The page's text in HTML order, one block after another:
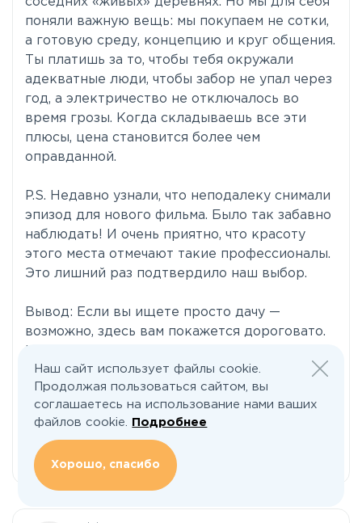
поняли важную вещь: мы покупаем не сотки,
а готовую среду, концепцию и круг общения.
Ты платишь за то, чтобы тебя окружали
адекватные люди, чтобы забор не упал через
год, а электричество не отключалось во
время грозы. Когда складываешь все эти
плюсы, цена становится более чем
оправданной.
P.S. Недавно узнали, что неподалеку снимали
эпизод для нового фильма. Было так забавно
наблюдать! И очень приятно, что красоту
этого места отмечают такие профессионалы.
Это лишний раз подтвердило наш выбор.
Вывод: Если вы ищете просто дачу —
возможно, здесь вам покажется дороговато.
вдохновения и спокойствия, где все
продумано до мелочей, — то другого такого
шанса может и не быть. Мы своей покупки
более чем счастливы!
Наш сайт использует файлы cookie.
Продолжая пользоваться сайтом, вы
соглашаетесь на использование нами ваших
файлов cookie.
Подробнее
Хорошо, спасибо